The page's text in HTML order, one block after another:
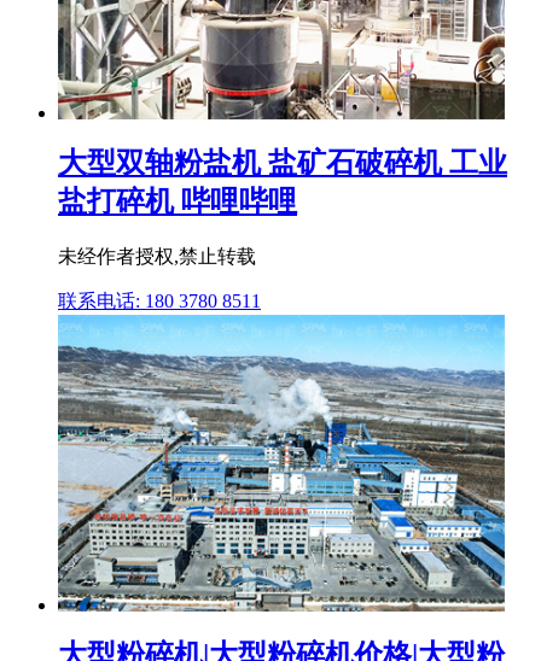
大型双轴粉盐机 盐矿石破碎机 工业
盐打碎机 哔哩哔哩
未经作者授权,禁止转载
联系电话: 180 3780 8511
大型粉碎机|大型粉碎机价格|大型粉